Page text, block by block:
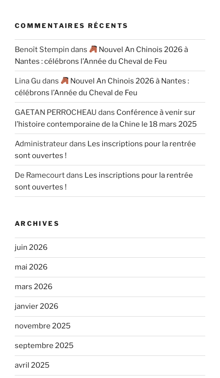
COMMENTAIRES RÉCENTS
Benoît Stempin dans
Nouvel An Chinois 2026 à
Nantes : célébrons l’Année du Cheval de Feu
Lina Gu dans
Nouvel An Chinois 2026 à Nantes :
célébrons l’Année du Cheval de Feu
GAETAN PERROCHEAU dans Conférence à venir sur
l’histoire contemporaine de la Chine le 18 mars 2025
Administrateurdans Les inscriptions pour la rentrée
sont ouvertes !
De Ramecourtdans Les inscriptions pour la rentrée
sont ouvertes !
ARCHIVES
juin 2026
mai 2026
mars 2026
janvier 2026
novembre 2025
septembre 2025
avril 2025